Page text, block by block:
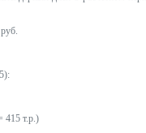
415 т.р.)